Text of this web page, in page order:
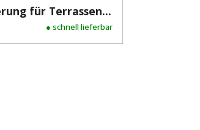
für Terrassen...
Preis:
● schnell lieferbar